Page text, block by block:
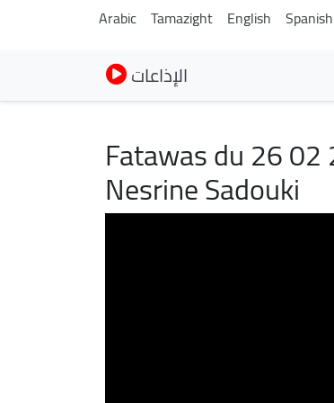
Arabic Tamazight English Spanish
الإذاعات
Fatawas du 26
Nesrine Sadouki